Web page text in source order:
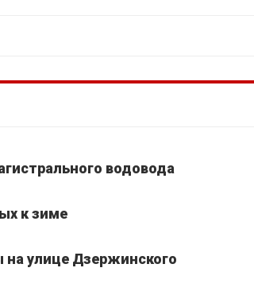
водовода
к зиме
улице Дзержинского